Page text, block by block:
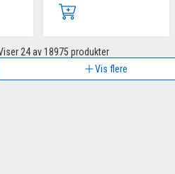
24av 18975 produkter
Vis flere